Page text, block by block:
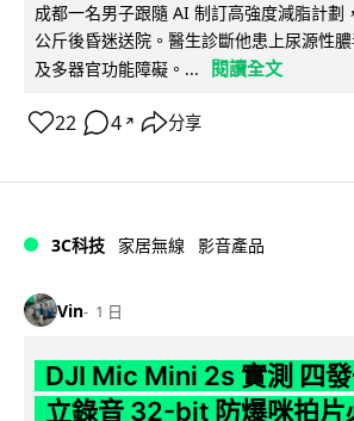
成都一名男子跟隨 AI 制訂高強度減脂計劃
公斤後昏迷送院。醫生診斷他患上尿源性
及多器官功能障礙。...
閱讀全文
22 4 ↗ 分享
3C科技 家居無線 影音產品
Vin 1 日
DJI Mic Mini 2s 實測 四
立錄音 32-bit 防爆咪拍片